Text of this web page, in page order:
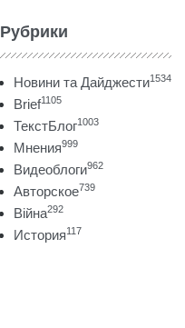
Рубрики
Новини та Дайджести1534
Brief1105
ТекстБлог1003
Мнения999
Видеоблоги962
Авторское739
Війна292
История117